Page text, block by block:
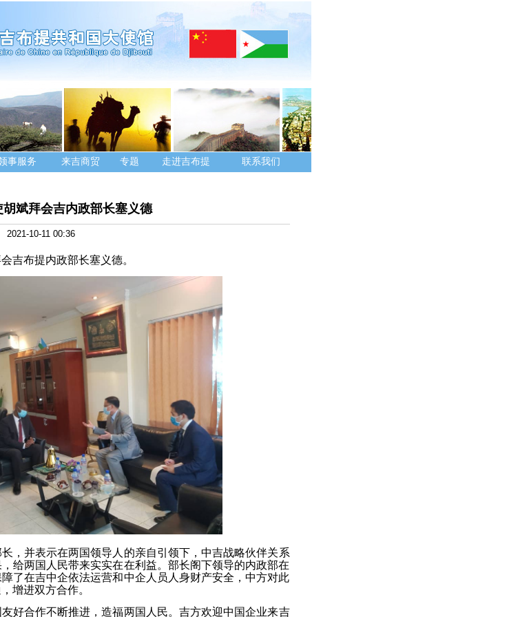
事服务 来吉商贸 专题 走进吉布提 联系我们
斌拜会吉内政部长塞义德
2021-10-11 00:36
吉布提内政部长塞义德。
，并表示在两国领导人的亲自引领下，中吉战略伙伴关系
给两国人民带来实实在在利益。部长阁下领导的内政部在
了在吉中企依法运营和中企人员人身财产安全，中方对此
增进双方合作。
好合作不断推进，造福两国人民。吉方欢迎中国企业来吉